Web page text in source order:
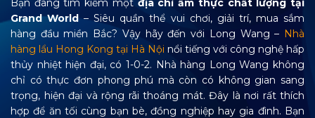
Bạn đang tìm kiếm một địa chỉ ẩm thực chất lượng tại
Grand World– Siêu quần thể vui chơi, giải trí, mua sắm
hàng đầu miền Bắc? Vậy hãy đến với Long Wang – Nhà
hàng lẩu Hong Kong tại Hà Nội nổi tiếng với công nghệ hấp
thủy nhiệt hiện đại, có 1-0-2. Nhà hàng Long Wang không
chỉ có thực đơn phong phú mà còn có không gian sang
trọng, hiện đại và rộng rãi thoáng mát. Đây là nơi rất thích
hợp để ăn tối cùng bạn bè, đồng nghiệp hay gia đình. Bạn